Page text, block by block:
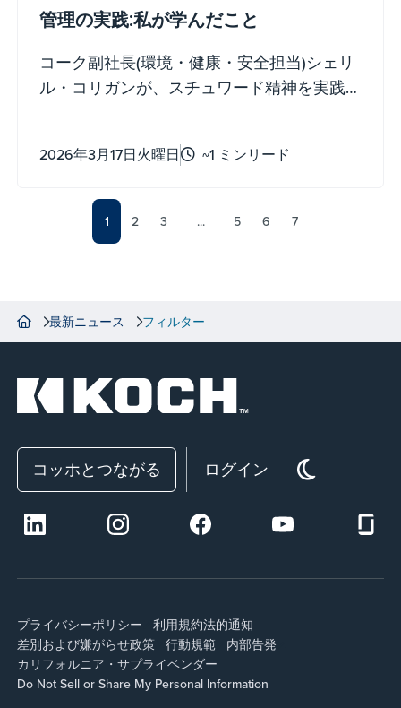
管理の実践:私が学んだこと
コーク副社長(環境・健康・安全担当)シェリ
ル・コリガンが、スチュワード精神を実践
2026年3月17日火曜日 ~1 ミンリード
1 2 3 ... 5 6 7
最新ニュース フィルター
コッホとつながる ログイン
プライバシーポリシー 利用規約法的通知
差別および嫌がらせ政策
行動規範
内部告発
カリフォルニア・サプライベンダー
Do Not Sell or Share My Personal Information